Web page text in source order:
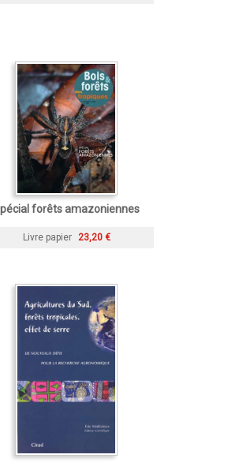
forêts amazoniennes
Livre papier 23,20 €